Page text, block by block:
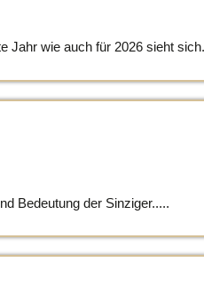
Jahr wie auch für 2026 sieht
Bedeutung der Sinziger.....